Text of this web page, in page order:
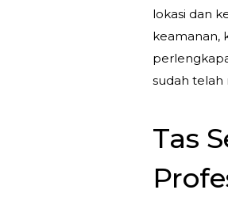
lokasi dan
keamanan,
sudah telah
Tas